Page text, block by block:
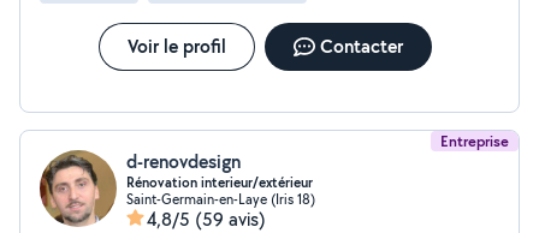
Voir le profil Contacter
Entreprise
d-renovdesign
Rénovation interieur/extérieur
Saint-Germain-en-Laye (Iris 18)
4,8/5 (59 avis)